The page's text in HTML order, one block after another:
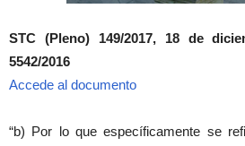
STC (Pleno) 149/2017, 18 de
5542/2016
Accede al documento
“b) Por lo que específicamente se